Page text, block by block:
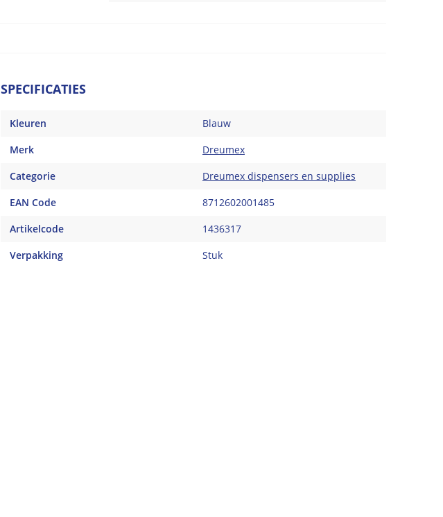
SPECIFICATIES
Kleuren
Blauw
Merk
Dreumex
Categorie
Dreumex dispensers en supplies
EAN Code
8712602001485
Artikelcode
1436317
Verpakking
Stuk